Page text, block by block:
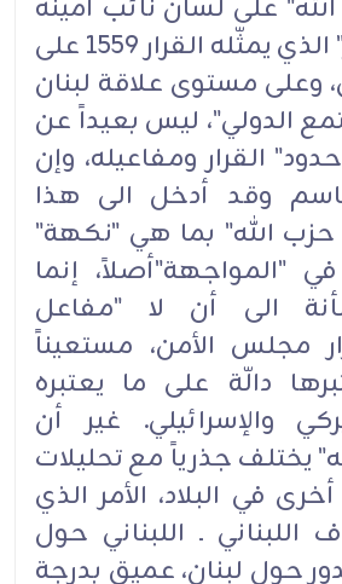
على لسان نائب أمينه
العام لـ"التطوّر" الذي يمثّله القرار 1559 على
وعلى مستوى علاقة لبنان
الدولي"، ليس بعيداً عن
القرار ومفاعيله، وإن
وقد أدخل الى هذا
حزب الله" بما هي "نكهة"
"المواجهة"أصلاً، إنما
الى أن لا "مفاعل
مجلس الأمن، مستعيناً
دالّة على ما يعتبره
والإسرائيلي. غير أن
يختلف جذرياً مع تحليلات
في البلاد، الأمر الذي
اللبناني ـ اللبناني حول
حول لبنان، عميق بدرجة